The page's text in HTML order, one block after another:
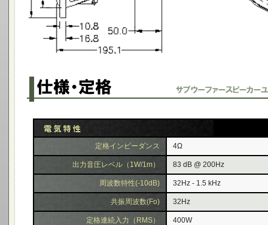
定格インピーダンス 4Ω
出力音圧レベル（1W/1m） 83 dB @ 200Hz
周波数特性(-10dB) 32Hz - 1.5 kHz
共振周波数(Fo) 32Hz
定格連続入力（RMS） 400W